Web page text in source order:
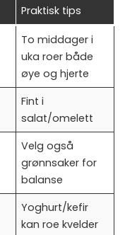
Praktisk tips
To middager i
uka roer både
øye og hjerte
Fint i
salat/omelett
Velg også
grønnsaker for
balanse
Yoghurt/kefir
kan roe kvelder